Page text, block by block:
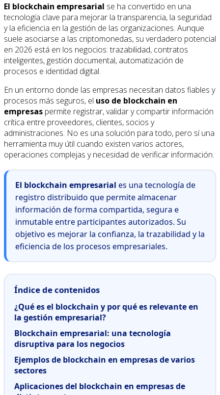
El blockchain empresarial se ha convertido en una
tecnología clave para mejorar la transparencia, la seguridad
y la eficiencia en la gestión de las organizaciones. Aunque
suele asociarse a las criptomonedas, su verdadero potencial
en 2026 está en los negocios: trazabilidad, contratos
inteligentes, gestión documental, automatización de
procesos e identidad digital.
En un entorno donde las empresas necesitan datos fiables y
procesos más seguros, el uso de blockchain en
empresas permite registrar, validar y compartir información
crítica entre proveedores, clientes, socios y
administraciones. No es una solución para todo, pero sí una
herramienta muy útil cuando existen varios actores,
operaciones complejas y necesidad de verificar información.
El blockchain empresarial es una tecnología de
registro distribuido que permite almacenar
información de forma compartida, segura e
inmutable entre participantes autorizados. Su
objetivo es mejorar la confianza, la trazabilidad y la
eficiencia de los procesos empresariales.
Índice de contenidos
¿Qué es el blockchain y por qué es relevante en
la gestión empresarial?
Blockchain empresarial: una tecnología
disruptiva para los negocios
Ejemplos de blockchain en empresas de varios
sectores
Aplicaciones del blockchain en empresas de